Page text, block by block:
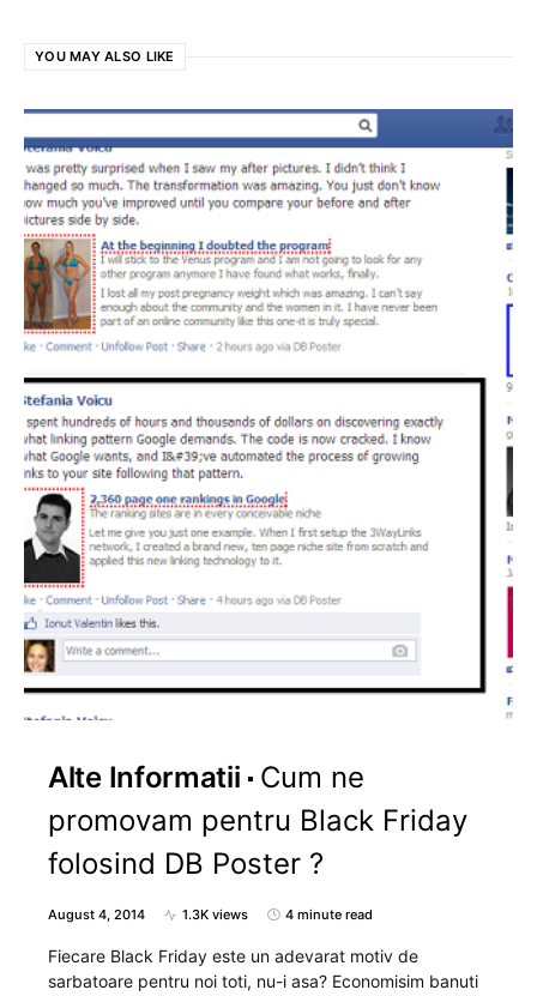
YOU MAY ALSO LIKE
Alte Informatii
Cum ne
promovam pentru Black Friday
folosind DB Poster ?
August 4, 2014 1.3K views 4 minute read
Fiecare Black Friday este un adevarat motiv de
sarbatoare pentru noi toti, nu-i asa? Economisim banuti